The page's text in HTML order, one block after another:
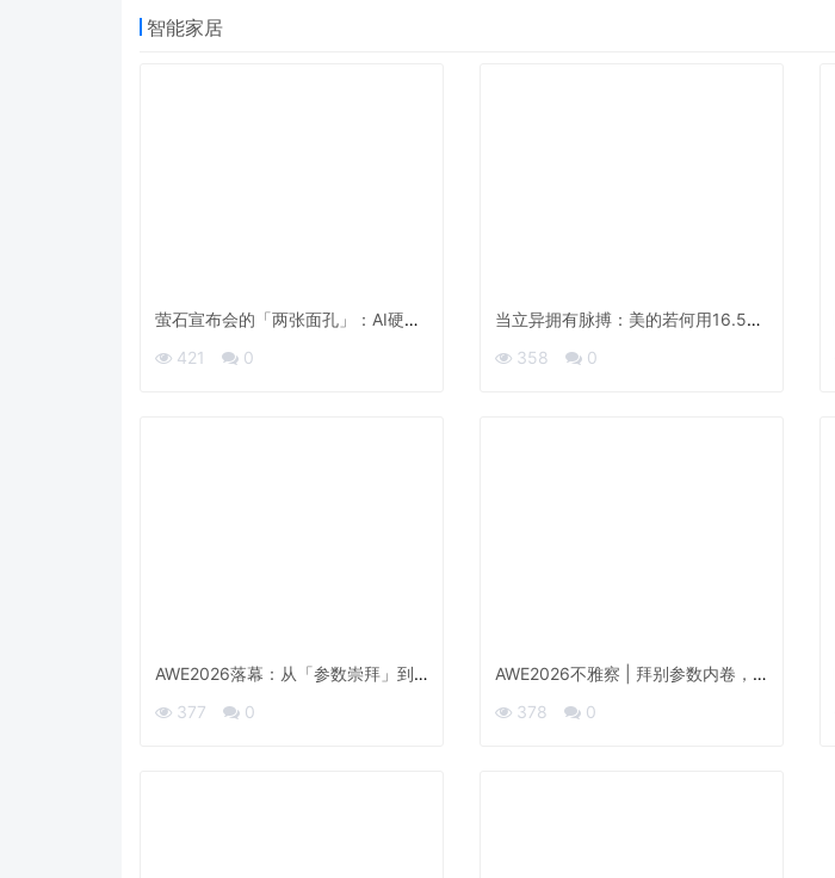
智能家居
萤石宣布会的「两张面孔」：AI硬件
的「激进」与品牌叙事的「谨慎」
421 0
当立异拥有脉搏：美的若何用16.5万
件专利重写家居叙事
358 0
AWE2026落幕：从「参数崇拜」到
「感知觉悟」，家电行业正在换道出
377 0
AWE2026不雅察 | 拜别参数内卷，
电视在AWE上迎来了本身的「觉悟年
378 0